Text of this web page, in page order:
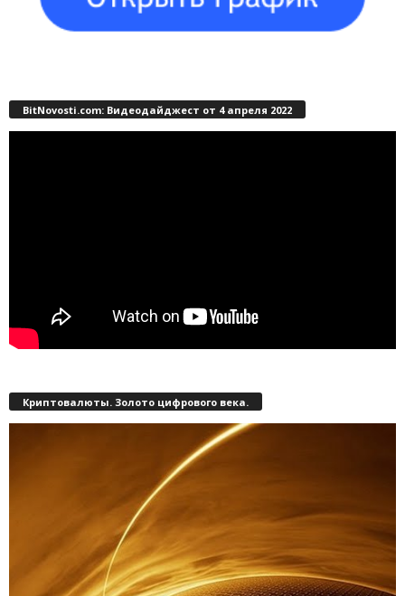
BitNovosti.com: Видеодайджест от 4 апреля 2022
Криптовалюты. Золото цифрового века.